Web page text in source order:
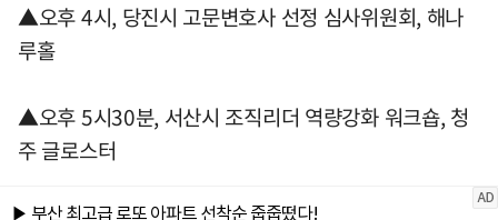
▲오후 4시, 당진시 고문변호사 선정 심사위원회, 해나
루홀
▲오후 5시30분, 서산시 조직리더 역량강화 워크숍, 청
주 글로스터